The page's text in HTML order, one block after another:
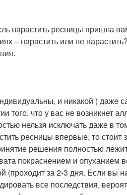
нарастить ресницы пришла
– нарастить или не
и никакой )
того, что у вас не возникнет
нельзя исключать даже в
ресницы впервые, то стоит
решения полностью
покраснением и опуханием
(проходит за 2-3 дня. Если вы
все последствия,